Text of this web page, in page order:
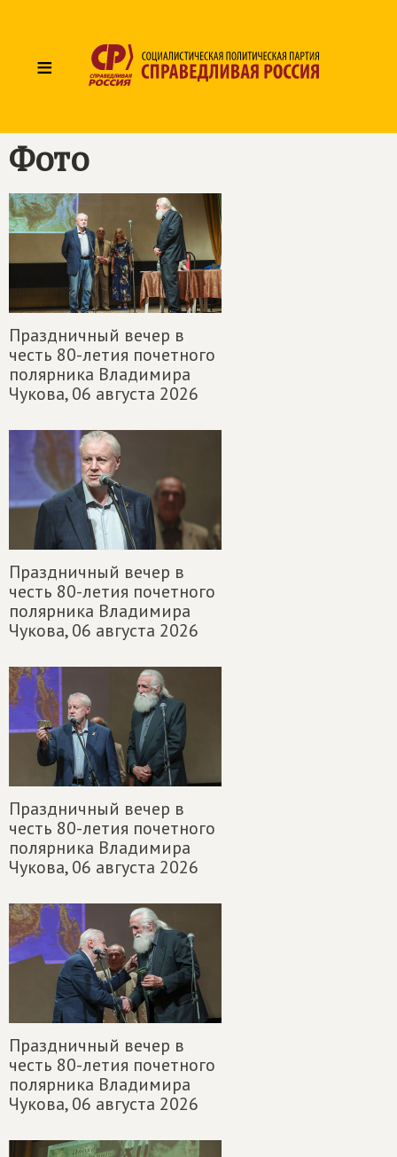
≡
Фото
Праздничный вечер в
честь 80-летия почетного
полярника Владимира
Чукова,06 августа 2026
Праздничный вечер в
честь 80-летия почетного
полярника Владимира
Чукова,06 августа 2026
Праздничный вечер в
честь 80-летия почетного
полярника Владимира
Чукова,06 августа 2026
Праздничный вечер в
честь 80-летия почетного
полярника Владимира
Чукова,06 августа 2026